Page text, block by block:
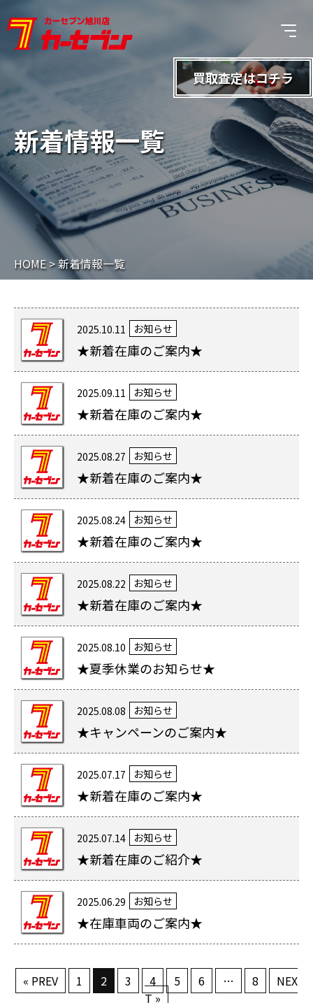
新着情報一覧
HOME >新着情報一覧
2025.10.11 お知らせ
★新着在庫のご案内★
2025.09.11 お知らせ
★新着在庫のご案内★
2025.08.27 お知らせ
★新着在庫のご案内★
2025.08.24 お知らせ
★新着在庫のご案内★
2025.08.22 お知らせ
★新着在庫のご案内★
2025.08.10 お知らせ
★夏季休業のお知らせ★
2025.08.08 お知らせ
★キャンペーンのご案内★
2025.07.17 お知らせ
★新着在庫のご案内★
2025.07.14 お知らせ
★新着在庫のご紹介★
2025.06.29 お知らせ
★在庫車両のご案内★
« PREV 1 2 3 4 5 6 … 8
NEX
T »
買取査定はコチラ